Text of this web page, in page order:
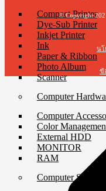
Compact Printer
Dye-Sub Printer
Inkjet Printer
Ink
Paper & Ribbon
Photo Album
Scanner
Computer
Computer
Color
External HDD
MONITOR
RAM
Computer Software
© Copyright
นโ
ข้